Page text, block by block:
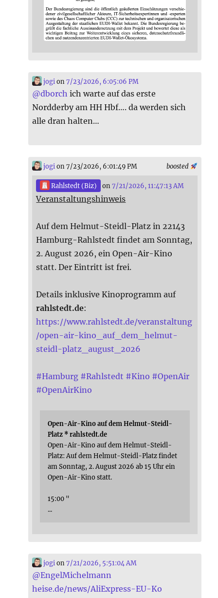
jogi on7/23/2026, 6:05:06 PM
@dborch ich warte auf das erste
Nordderby am HH Hbf…. da werden sich
alle dran halten…
boosted
jogi on 7/23/2026, 6:01:49 PM
Rahlstedt (Biz) on7/21/2026, 11:47:13 AM
Veranstaltungshinweis
Auf dem Helmut-Steidl-Platz in 22143
Hamburg-Rahlstedt findet am Sonntag,
2. August 2026, ein Open-Air-Kino
statt. Der Eintritt ist frei.
Details inklusive Kinoprogramm auf
rahlstedt.de:
https://www.rahlstedt.de/veranstaltung
/open-air-kino_auf_dem_helmut-
steidl-platz_august_2026
#Hamburg #Rahlstedt #Kino #OpenAir
#OpenAirKino
Open-Air-Kino auf dem Helmut-Steidl-
Platz * rahlstedt.de
Open-Air-Kino auf dem Helmut-Steidl-
Platz: Auf dem Helmut-Steidl-Platz findet
am Sonntag, 2. August 2026 ab 15 Uhr ein
Open-Air-Kino statt.
15:00 "
...
jogion7/21/2026, 5:51:04 AM
@EngelMichelmann
heise.de/news/AliExpress-EU-Ko